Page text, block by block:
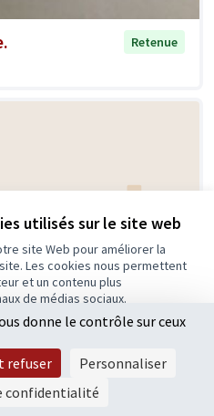
utilisés sur le site web
site Web pour améliorer la
Les cookies nous permettent
et un contenu plus
de médias sociaux.
cookies essentiels
Retenue
Retenue
donne le contrôle sur ceux
refuser
Personnaliser
confidentialité